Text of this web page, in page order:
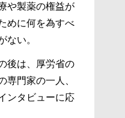
や製薬の権益が
めに何を為すべ
ない。
後は、厚労省の
門家の一人、
ンタビューに応